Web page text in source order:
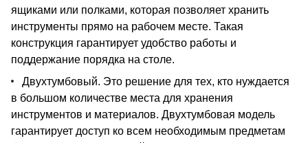
ящиками или полками, которая позволяет хранить
инструменты прямо на рабочем месте. Такая
конструкция гарантирует удобство работы и
поддержание порядка на столе.
Двухтумбовый. Это решение для тех, кто нуждается
в большом количестве места для хранения
инструментов и материалов. Двухтумбовая модель
гарантирует доступ ко всем необходимым предметам